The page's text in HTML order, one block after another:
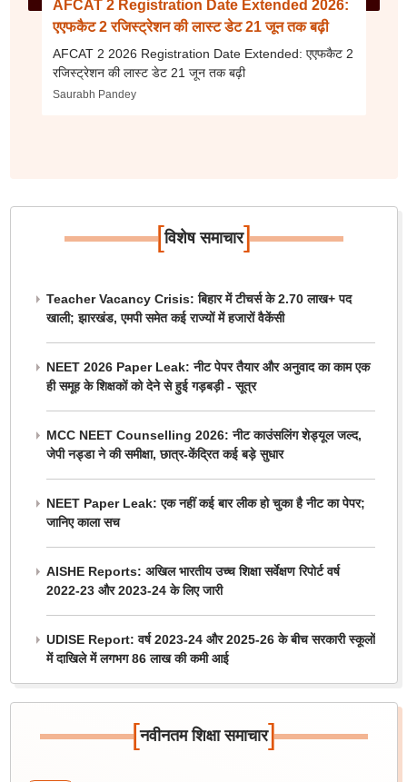
AFCAT 2 Registration Date Extended 2026:
एएफकैट 2 रजिस्ट्रेशन की लास्ट डेट 21 जून तक बढ़ी
AFCAT 2 2026 Registration Date Extended: एएफकैट 2
रजिस्ट्रेशन की लास्ट डेट 21 जून तक बढ़ी
Saurabh Pandey
[विशेष समाचार]
Teacher Vacancy Crisis: बिहार में टीचर्स के 2.70 लाख+ पद
खाली; झारखंड, एमपी समेत कई राज्यों में हजारों वैकेंसी
NEET 2026 Paper Leak: नीट पेपर तैयार और अनुवाद का काम एक
ही समूह के शिक्षकों को देने से हुई गड़बड़ी - सूत्र
MCC NEET Counselling 2026: नीट काउंसलिंग शेड्यूल जल्द,
जेपी नड्डा ने की समीक्षा, छात्र-केंद्रित कई बड़े सुधार
NEET Paper Leak: एक नहीं कई बार लीक हो चुका है नीट का पेपर;
जानिए काला सच
AISHE Reports: अखिल भारतीय उच्च शिक्षा सर्वेक्षण रिपोर्ट वर्ष
2022-23 और 2023-24 के लिए जारी
UDISE Report: वर्ष 2023-24 और 2025-26 के बीच सरकारी स्कूलों
में दाखिले में लगभग 86 लाख की कमी आई
[नवीनतम शिक्षा समाचार]